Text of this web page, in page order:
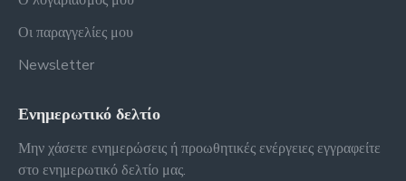
Οι παραγγελίες μου
Newsletter
Ενημερωτικό δελτίο
Μην χάσετε ενημερώσεις ή προωθητικές ενέργειες εγγραφείτε
στο ενημερωτικό δελτίο μας.